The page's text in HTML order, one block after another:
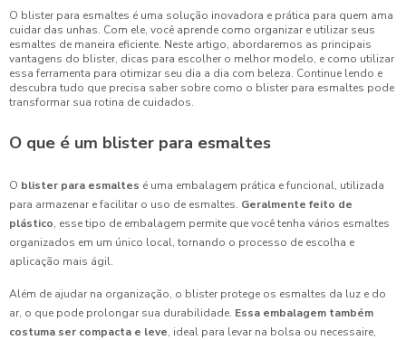
O blister para esmaltes é uma solução inovadora e prática para quem ama
cuidar das unhas. Com ele, você aprende como organizar e utilizar seus
esmaltes de maneira eficiente. Neste artigo, abordaremos as principais
vantagens do blister, dicas para escolher o melhor modelo, e como utilizar
essa ferramenta para otimizar seu dia a dia com beleza. Continue lendo e
descubra tudo que precisa saber sobre como o blister para esmaltes pode
transformar sua rotina de cuidados.
O que é um blister para esmaltes
O blister para esmaltes é uma embalagem prática e funcional, utilizada
para armazenar e facilitar o uso de esmaltes. Geralmente feito de
plástico, esse tipo de embalagem permite que você tenha vários esmaltes
organizados em um único local, tornando o processo de escolha e
aplicação mais ágil.
Além de ajudar na organização, o blister protege os esmaltes da luz e do
ar, o que pode prolongar sua durabilidade. Essa embalagem também
costuma ser compacta e leve, ideal para levar na bolsa ou necessaire,